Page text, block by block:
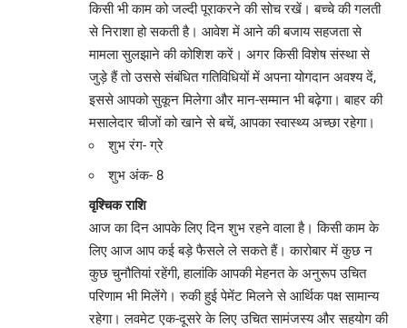
किसी भी काम को जल्दी पूराकरने की सोच रखें। बच्चे की गलती
से निराशा हो सकती है। आवेश में आने की बजाय सहजता से
मामला सुलझाने की कोशिश करें। अगर किसी विशेष संस्था से
जुड़े हैं तो उससे संबंधित गतिविधियों में अपना योगदान अवश्य दें,
इससे आपको सुकून मिलेगा और मान-सम्मान भी बढ़ेगा। बाहर की
मसालेदार चीजों को खाने से बचें, आपका स्वास्थ्य अच्छा रहेगा।
शुभ रंग- ग्रे
शुभ अंक- 8
वृश्चिक राशि
आज का दिन आपके लिए दिन शुभ रहने वाला है। किसी काम के
लिए आज आप कई बड़े फैसले ले सकते हैं। कारोबार में कुछ न
कुछ चुनौतियां रहेंगी, हालांकि आपकी मेहनत के अनुरूप उचित
परिणाम भी मिलेंगे। रुकी हुई पेमेंट मिलने से आर्थिक पक्ष सामान्य
रहेगा। लवमेट एक-दूसरे के लिए उचित सामंजस्य और सहयोग की